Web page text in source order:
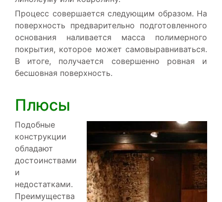
Процесс совершается следующим образом. На
поверхность предварительно подготовленного
основания наливается масса полимерного
покрытия, которое может самовыравниваться.
В итоге, получается совершенно ровная и
бесшовная поверхность.
Плюсы
Подобные
конструкции
обладают
достоинствами
и
недостатками.
Преимущества